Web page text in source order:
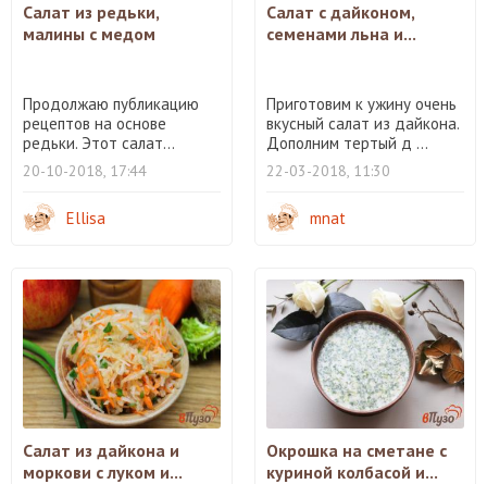
Салат из редьки,
малины с медом
Продолжаю публикацию
рецептов на основе
редьки. Этот салат...
20-10-2018, 17:44
Ellisa
Салат с дайконом,
семенами льна и...
Приготовим к ужину очень
вкусный салат из дайкона.
Дополним тертый д ...
22-03-2018, 11:30
mnat
Салат из дайкона и
моркови с луком и...
Окрошка на сметане с
куриной колбасой и...